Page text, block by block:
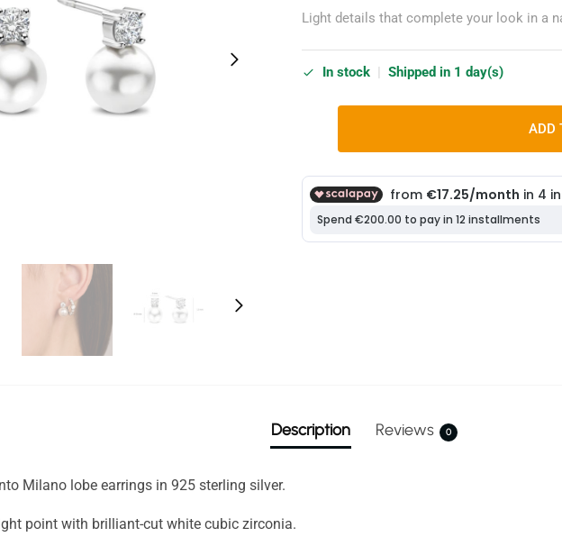
Light details that complete your look in a
In stock Shipped in 1 day(s)
ADD
Description Reviews 0
Milano lobe earrings in 925 sterling silver.
point with brilliant-cut white cubic zirconia.